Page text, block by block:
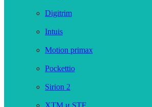
Digitrim
Intuis
Motion primax
Pockettio
Sirion 2